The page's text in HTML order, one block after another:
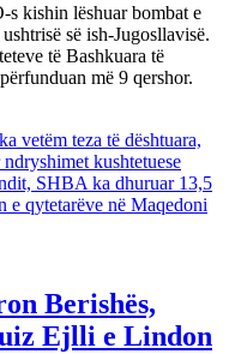
s kishin lëshuar bombat e
së ish-Jugosllavisë.
të Bashkuara të
më 9 qershor.
vetëm teza të dështuara,
kushtetuese
SHBA ka dhuruar 13,5
e qytetarëve në Maqedoni
Berishës,
Ejlli e Lindon